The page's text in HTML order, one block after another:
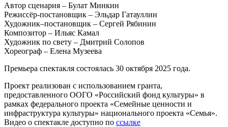
Автор сценария – Булат Минкин
Режиссёр-постановщик – Эльдар Гатауллин
Художник–постановщик – Сергей Рябинин
Композитор – Ильяс Камал
Художник по свету – Дмитрий Солопов
Хореограф – Елена Музеева
Премьера спектакля состоялась 30 октября 2025 года.
Проект реализован с использованием гранта,
предоставленного ООГО «Российский фонд культуры» в
рамках федерального проекта «Семейные ценности и
инфраструктура культуры» национального проекта «Семья».
Видео о спектакле доступно по ссылке